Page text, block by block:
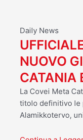
Daily News
NUOVO
CATANIA
La Covei Meta
titolo definitivo le
Alamikkotervo,